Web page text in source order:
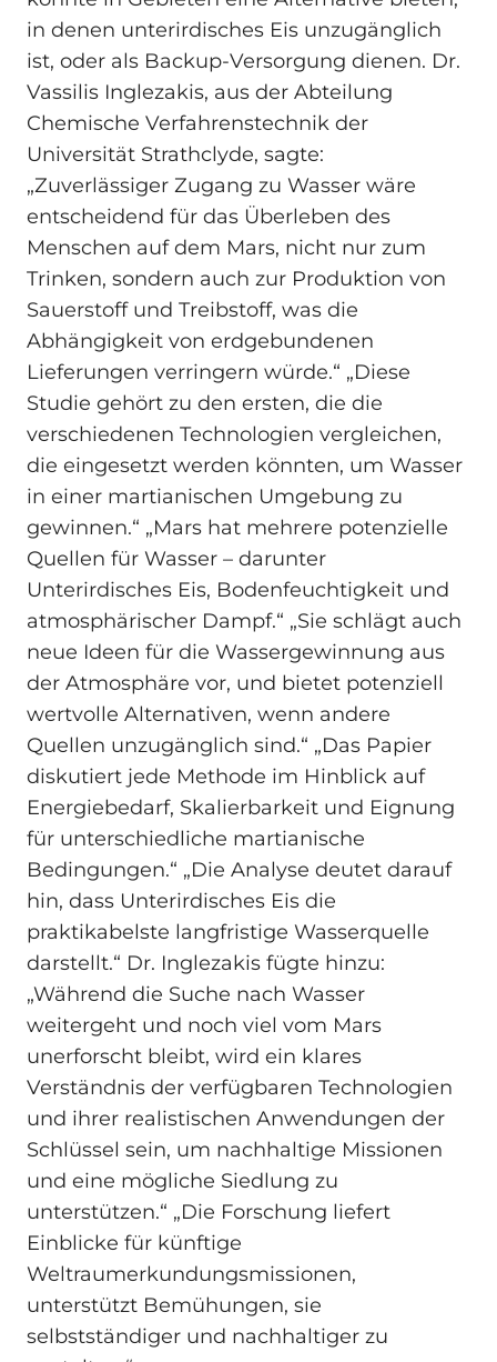
in denen unterirdisches Eis unzugänglich
ist, oder als Backup-Versorgung dienen. Dr.
Vassilis Inglezakis, aus der Abteilung
Chemische Verfahrenstechnik der
Universität Strathclyde, sagte:
„Zuverlässiger Zugang zu Wasser wäre
entscheidend für das Überleben des
Menschen auf dem Mars, nicht nur zum
Trinken, sondern auch zur Produktion von
Sauerstoff und Treibstoff, was die
Abhängigkeit von erdgebundenen
Lieferungen verringern würde.“ „Diese
Studie gehört zu den ersten, die die
verschiedenen Technologien vergleichen,
die eingesetzt werden könnten, um Wasser
in einer martianischen Umgebung zu
gewinnen.“ „Mars hat mehrere potenzielle
Quellen für Wasser – darunter
Unterirdisches Eis, Bodenfeuchtigkeit und
atmosphärischer Dampf.“ „Sie schlägt auch
neue Ideen für die Wassergewinnung aus
der Atmosphäre vor, und bietet potenziell
wertvolle Alternativen, wenn andere
Quellen unzugänglich sind.“ „Das Papier
diskutiert jede Methode im Hinblick auf
Energiebedarf, Skalierbarkeit und Eignung
für unterschiedliche martianische
Bedingungen.“ „Die Analyse deutet darauf
hin, dass Unterirdisches Eis die
praktikabelste langfristige Wasserquelle
darstellt.“ Dr. Inglezakis fügte hinzu:
„Während die Suche nach Wasser
weitergeht und noch viel vom Mars
unerforscht bleibt, wird ein klares
Verständnis der verfügbaren Technologien
und ihrer realistischen Anwendungen der
Schlüssel sein, um nachhaltige Missionen
und eine mögliche Siedlung zu
unterstützen.“ „Die Forschung liefert
Einblicke für künftige
Weltraumerkundungsmissionen,
unterstützt Bemühungen, sie
selbstständiger und nachhaltiger zu